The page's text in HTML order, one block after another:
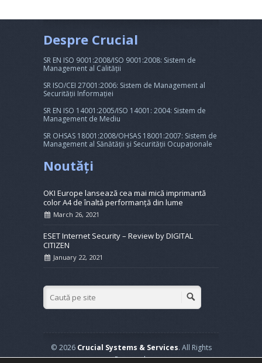
Despre Crucial
SR EN ISO 9001:2008/ISO 9001:2008: Sistem de
Management al Calității
SR ISO/CEI 27001:2006: Sistem de Management al
Securității Informației
SR EN ISO 14001:2005/ISO 14001: 2004: Sistem de
Management de Mediu
SR OHSAS 18001:2008/OHSAS 18001:2007: Sistem de
Management al Sănătății și Securității Ocupaționale
Noutăți
OKI Europe lansează cea mai mică imprimantă
color A4 de înaltă performanță din lume
March 26, 2021
ESET Internet Security – Review by DIGITAL
CITIZEN
January 22, 2021
© 2026 Crucial Systems & Services. All Rights
Reserved.